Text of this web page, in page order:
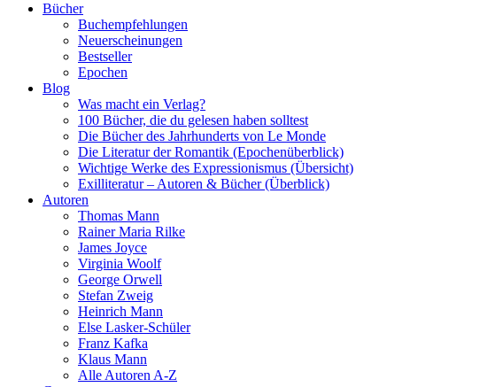
Bücher
Buchempfehlungen
Neuerscheinungen
Bestseller
Epochen
Blog
Was macht ein Verlag?
100 Bücher, die du gelesen haben solltest
Die Bücher des Jahrhunderts von Le Monde
Die Literatur der Romantik (Epochenüberblick)
Wichtige Werke des Expressionismus (Übersicht)
Exilliteratur – Autoren & Bücher (Überblick)
Autoren
Thomas Mann
Rainer Maria Rilke
James Joyce
Virginia Woolf
George Orwell
Stefan Zweig
Heinrich Mann
Else Lasker-Schüler
Franz Kafka
Klaus Mann
Alle Autoren A-Z